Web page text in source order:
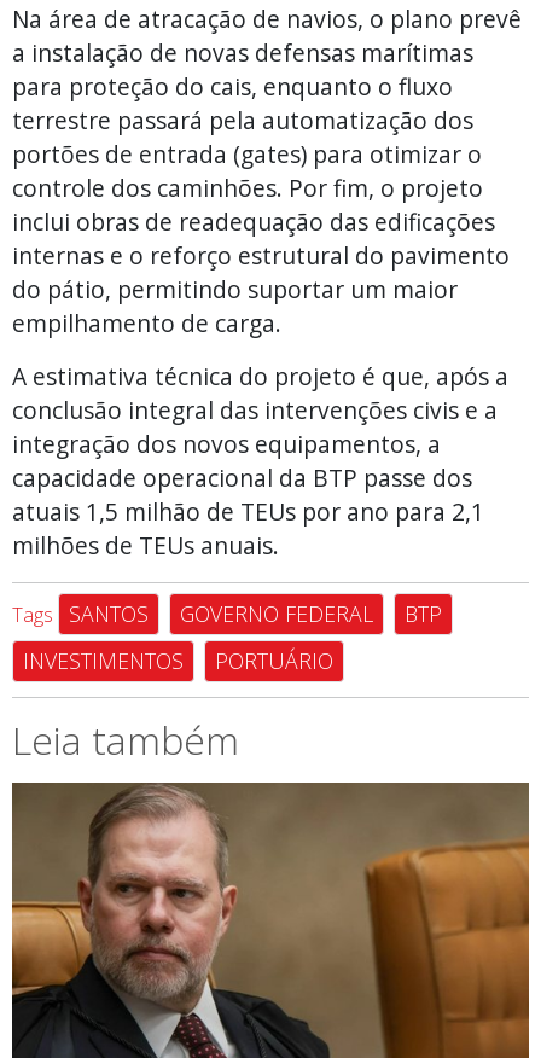
Na área de atracação de navios, o plano prevê
a instalação de novas defensas marítimas
para proteção do cais, enquanto o fluxo
terrestre passará pela automatização dos
portões de entrada (gates) para otimizar o
controle dos caminhões. Por fim, o projeto
inclui obras de readequação das edificações
internas e o reforço estrutural do pavimento
do pátio, permitindo suportar um maior
empilhamento de carga.
A estimativa técnica do projeto é que, após a
conclusão integral das intervenções civis e a
integração dos novos equipamentos, a
capacidade operacional da BTP passe dos
atuais 1,5 milhão de TEUs por ano para 2,1
milhões de TEUs anuais.
Tags SANTOS GOVERNO FEDERAL
BTP
INVESTIMENTOS
PORTUÁRIO
Leia também